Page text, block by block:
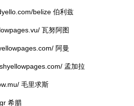
belize 伯利兹
瓦努阿图
阿曼
孟加拉
毛里求斯
希腊